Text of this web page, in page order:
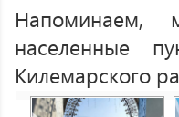
Напоминаем,
населенные
Килемарского